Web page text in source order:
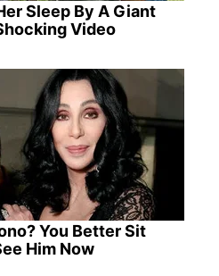
Sleep By A Giant
Video
You Better Sit
Him Now